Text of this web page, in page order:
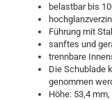
belastbar bis
Führung mit
sanftes und
trennbare
Die Schublade
genommen
Höhe: 53,4